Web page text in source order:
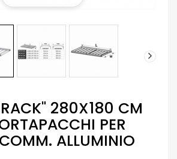
280X180 CM
PER
ALLUMINIO